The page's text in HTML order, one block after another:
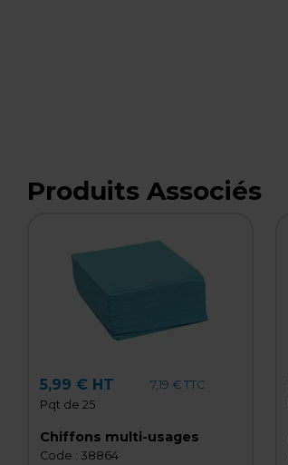
Produits Associés
5,99 € HT
7,19 € TTC
Pqt de 25
Chiffons multi-usages
Code : 38864